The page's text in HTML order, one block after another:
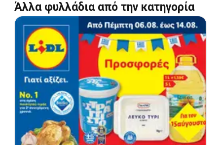
Άλλα φυλλάδια από την κατηγορία